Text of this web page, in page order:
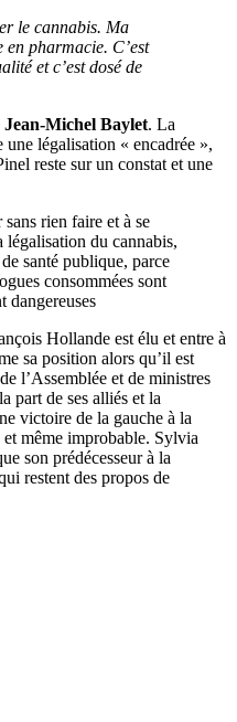
le cannabis. Ma
en pharmacie. C’est
et c’est dosé de
Jean-Michel Baylet. La
légalisation « encadrée »,
reste sur un constat et une
rien faire et à se
du cannabis,
santé publique, parce
consommées sont
dangereuses
Hollande est élu et entre à
sa position alors qu’il est
l’Assemblée et de ministres
part de ses alliés et la
victoire de la gauche à la
même improbable. Sylvia
son prédécesseur à la
restent des propos de